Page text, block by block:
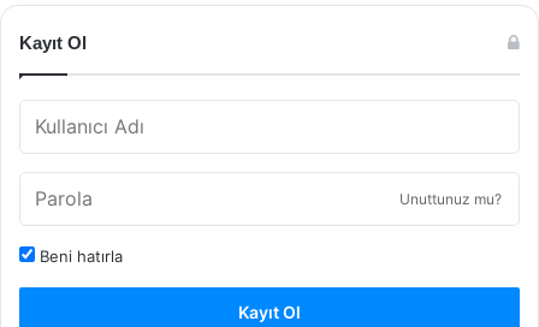
Kayıt Ol
Unuttunuz mu?
Beni hatırla
Kayıt Ol